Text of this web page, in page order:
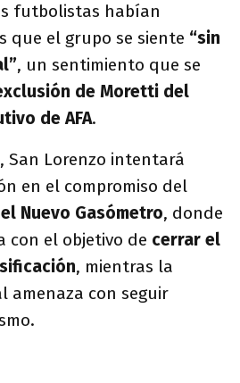
futbolistas habían
que el grupo se siente “sin
, un sentimiento que se
de Moretti del
de AFA.
San Lorenzo intentará
en el compromiso del
Nuevo Gasómetro, donde
con el objetivo de cerrar el
, mientras la
con seguir